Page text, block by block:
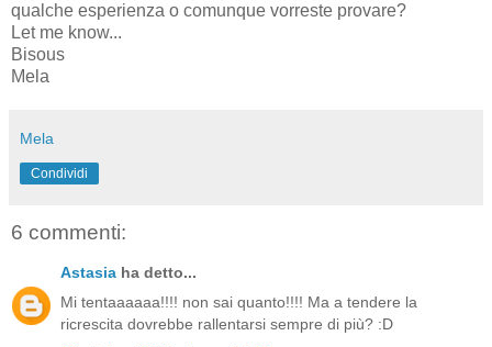
qualche esperienza o comunque vorreste provare?
Let me know...
Bisous
Mela
Mela
Condividi
6 commenti:
Astasia ha detto...
Mi tentaaaaaa!!!! non sai quanto!!!! Ma a tendere la
ricrescita dovrebbe rallentarsi sempre di più? :D